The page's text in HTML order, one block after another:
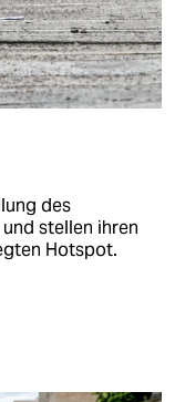
des
stellen ihren
Hotspot.